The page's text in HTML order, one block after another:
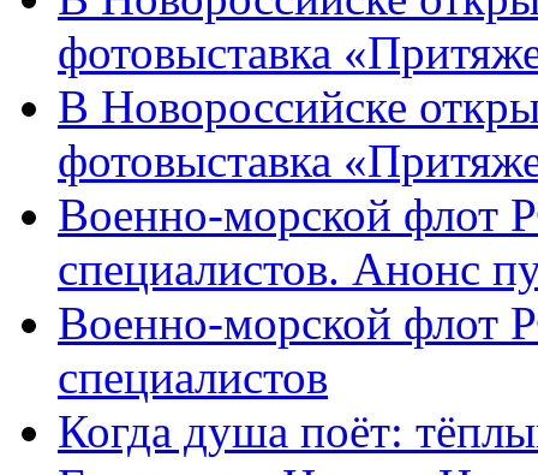
фотовыставка
В Новороссийске
фотовыставка
Военно-морской флот
специалистов. Анонс
Военно-морской флот
специалистов
Когда душа поёт: